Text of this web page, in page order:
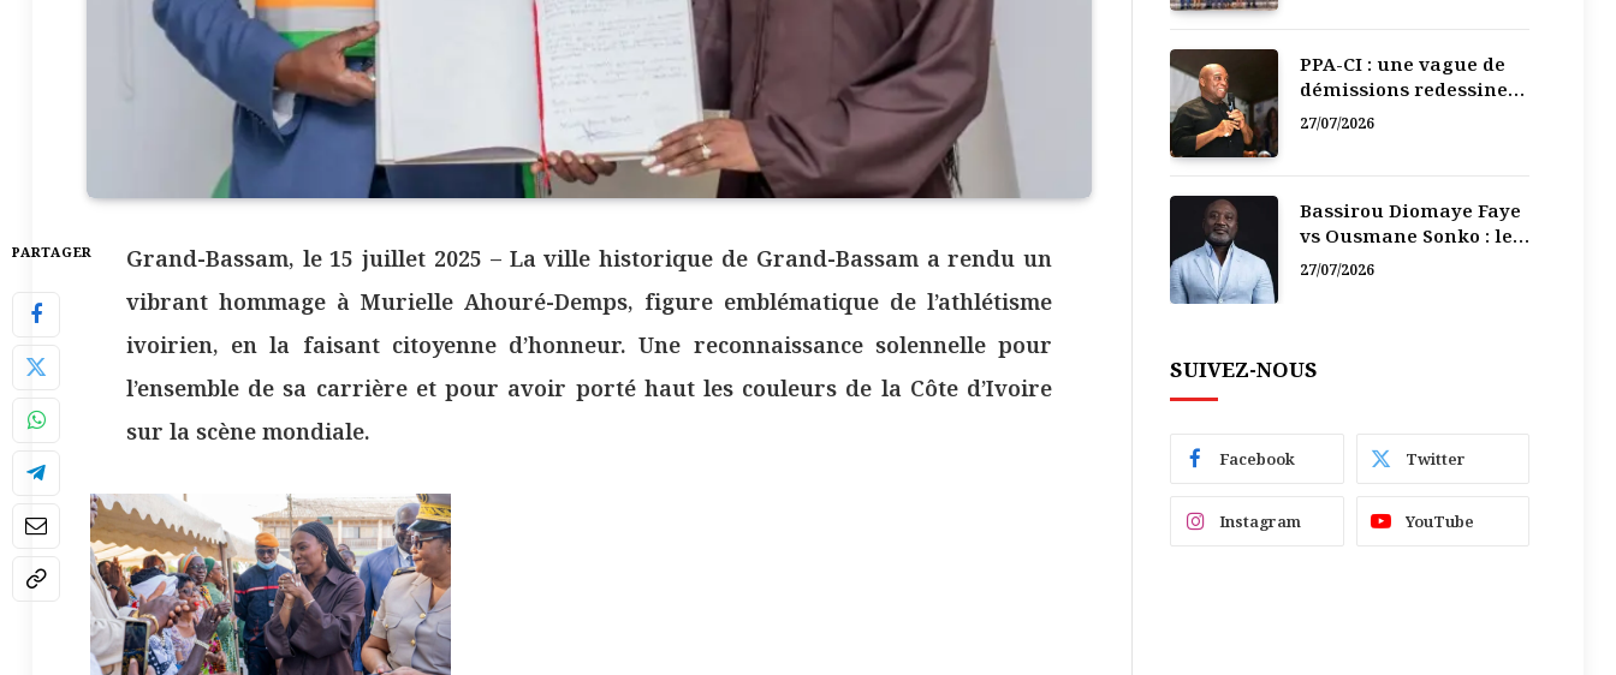
PARTAGER
Grand-Bassam, le 15 juillet 2025 – La ville historique de Grand-Bassam a rendu un
vibrant hommage à Murielle Ahouré-Demps, figure emblématique de l’athlétisme
ivoirien, en la faisant citoyenne d’honneur. Une reconnaissance solennelle pour
l’ensemble de sa carrière et pour avoir porté haut les couleurs de la Côte d’Ivoire
sur la scène mondiale.
PPA-CI : une vague de
démissions redessine
la recomposition
27/07/2026
Bassirou Diomaye Faye
vs Ousmane Sonko : le
vacarme du pouvoir ne
27/07/2026
SUIVEZ-NOUS
Facebook Twitter
Instagram YouTube